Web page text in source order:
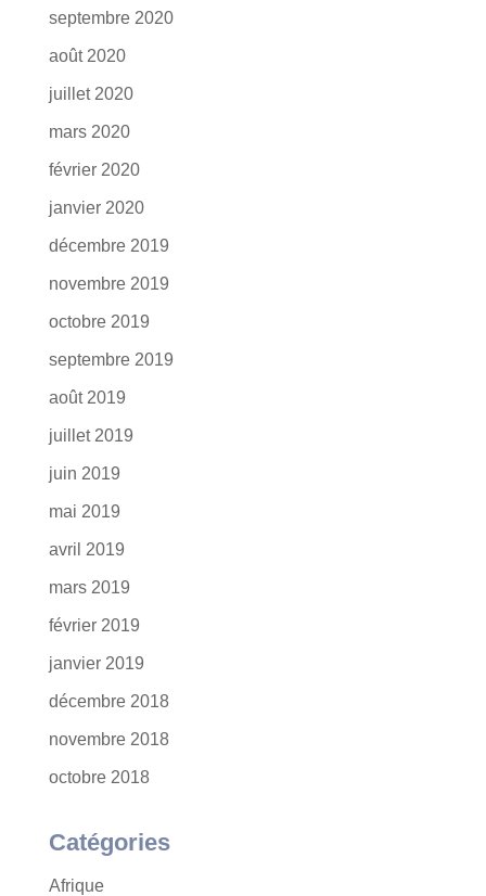
septembre 2020
août 2020
juillet 2020
mars 2020
février 2020
janvier 2020
décembre 2019
novembre 2019
octobre 2019
septembre 2019
août 2019
juillet 2019
juin 2019
mai 2019
avril 2019
mars 2019
février 2019
janvier 2019
décembre 2018
novembre 2018
octobre 2018
Catégories
Afrique